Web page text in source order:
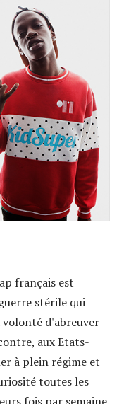
français est
stérile qui
volonté d'abreuver
aux Etats-
à plein régime et
toutes les